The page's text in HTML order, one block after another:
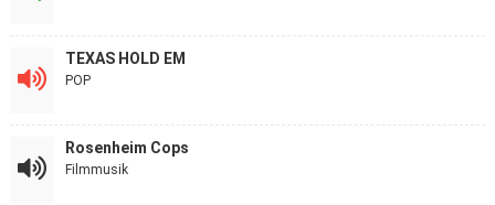
TEXAS HOLD EM
POP
Rosenheim Cops
Filmmusik